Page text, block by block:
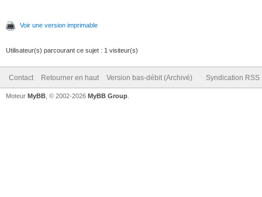
Voir une version imprimable
Utilisateur(s) parcourant ce sujet : 1 visiteur(s)
Contact Retourner en haut Version bas-débit (Archivé) Syndication RSS
Moteur MyBB , © 2002-2026 MyBB Group